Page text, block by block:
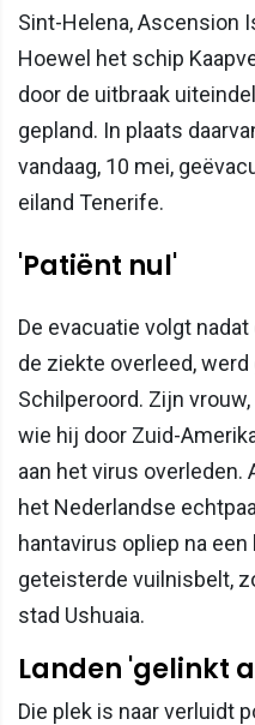
Sint-Helena, Ascension
Hoewel het schip
door de uitbraak
gepland. In plaats
vandaag, 10 mei,
eiland Tenerife.
'Patiënt nul'
De evacuatie volgt
de ziekte overleed,
Schilperoord. Zijn
wie hij door Zuid-
aan het virus
het Nederlandse
hantavirus opliep na
geteisterde vuilnisbelt,
stad Ushuaia.
Landen 'gelinkt
Die plek is naar verluidt